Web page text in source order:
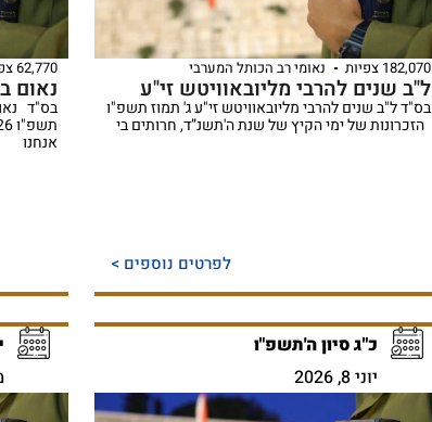
182,070 צפיות נאומי רב הכותל המערבי
ל"ב שנים להרבי מליובאוויטש זי"ע
בס"ד ל"ב שנים להרבי מליובאוויטש זי"ע ג' תמוז תשפ"ו
הזכרונות של ימי הקיץ של שנת ה'תשנ”ד, חרותים בי
לפרטים נוספים >
62,770 צפיות
נאום
אנחנו
כ"ג סיון ה'תשפ"ו
יוני 8, 2026